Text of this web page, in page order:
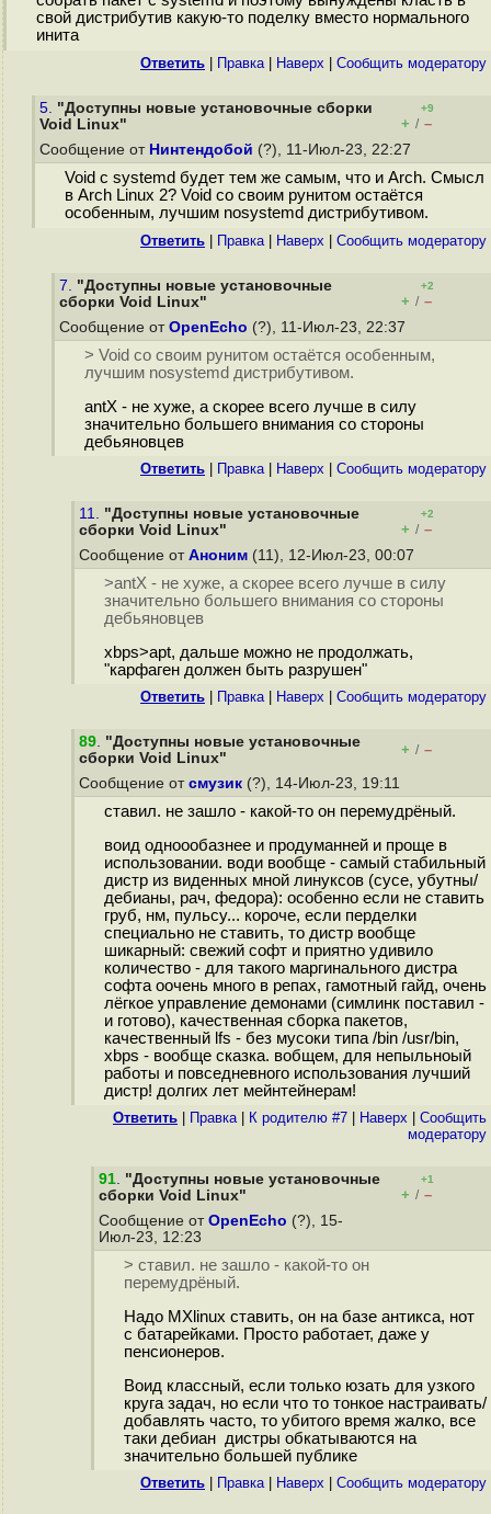
свой дистрибутив какую-то поделку вместо нормального
инита
Ответить Правка| Наверх Cообщить модератору
5. "Доступны новые установочные сборки
Void Linux"
+9
+ / –
Сообщение от Нинтендобой (?), 11-Июл-23, 22:27
Void с systemd будет тем же самым, что и Arch. Смысл
в Arch Linux 2? Void со своим рунитом остаётся
особенным, лучшим nosystemd дистрибутивом.
Ответить Правка| Наверх Cообщить модератору
7. "Доступны новые установочные
сборки Void Linux"
+2
+ / –
Сообщение от OpenEcho (?), 11-Июл-23, 22:37
> Void со своим рунитом остаётся особенным,
лучшим nosystemd дистрибутивом.
antX - не хуже, а скорее всего лучше в силу
значительно большего внимания со стороны
дебьяновцев
Ответить Правка| Наверх Cообщить модератору
11. "Доступны новые установочные
сборки Void Linux"
+2
+ / –
Сообщение от Аноним (11), 12-Июл-23, 00:07
>antX - не хуже, а скорее всего лучше в силу
значительно большего внимания со стороны
дебьяновцев
xbps>apt, дальше можно не продолжать,
"карфаген должен быть разрушен"
Ответить Правка| Наверх Cообщить модератору
89. "Доступны новые установочные
сборки Void Linux"
+ / –
Сообщение от смузик (?), 14-Июл-23, 19:11
ставил. не зашло - какой-то он перемудрёный.
воид одноообазнее и продуманней и проще в
использовании. води вообще - самый стабильный
дистр из виденных мной линуксов (сусе, убутны/
дебианы, рач, федора): особенно если не ставить
груб, нм, пульсу... короче, если перделки
специально не ставить, то дистр вообще
шикарный: свежий софт и приятно удивило
количество - для такого маргинального дистра
софта оочень много в репах, гамотный гайд, очень
лёгкое управление демонами (симлинк поставил -
и готово), качественная сборка пакетов,
качественный lfs - без мусоки типа /bin /usr/bin,
xbps - вообще сказка. вобщем, для непыльноый
работы и повседневного использования лучший
дистр! долгих лет мейнтейнерам!
Ответить Правка| К родителю #7 Наверх
Cообщить
модератору
91. "Доступны новые установочные
сборки Void Linux"
+1
+ / –
Сообщение от OpenEcho (?), 15-
Июл-23, 12:23
> ставил. не зашло - какой-то он
перемудрёный.
Надо МХlinux ставить, он на базе антикса, нот
с батарейками. Просто работает, даже у
пенсионеров.
Воид классный, если только юзать для узкого
круга задач, но если что то тонкое настраивать/
добавлять часто, то убитого время жалко, все
таки дебиан дистры обкатываются на
значительно большей публике
Ответить Правка| Наверх Cообщить модератору